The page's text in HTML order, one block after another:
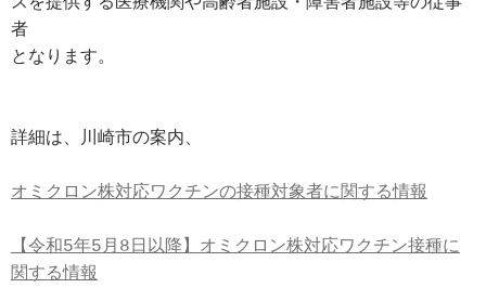
者
となります。
詳細は、川崎市の案内、
オミクロン株対応ワクチンの接種対象者に関する情報
【令和5年5月8日以降】オミクロン株対応ワクチン接種に
関する情報